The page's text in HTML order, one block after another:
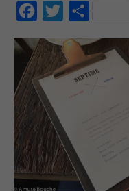
FacebookTwitter